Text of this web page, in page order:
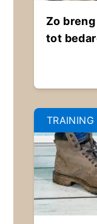
Zo
tot
TRAINING